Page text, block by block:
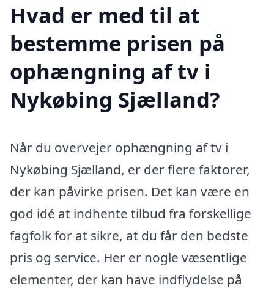
Hvad er med til at
bestemme prisen på
ophængning af tv i
Nykøbing Sjælland?
Når du overvejer ophængning af tv i
Nykøbing Sjælland, er der flere faktorer,
der kan påvirke prisen. Det kan være en
god idé at indhente tilbud fra forskellige
fagfolk for at sikre, at du får den bedste
pris og service. Her er nogle væsentlige
elementer, der kan have indflydelse på